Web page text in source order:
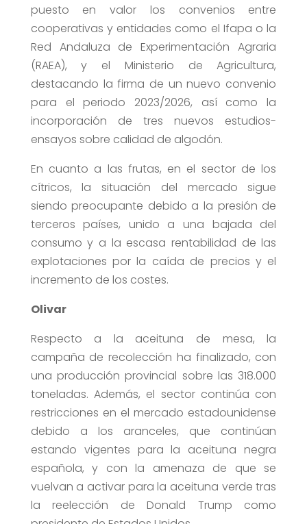
puesto en valor los convenios entre
cooperativas y entidades como el Ifapa o la
Red Andaluza de Experimentación Agraria
(RAEA), y el Ministerio de Agricultura,
destacando la firma de un nuevo convenio
para el periodo 2023/2026, así como la
incorporación de tres nuevos estudios-
ensayos sobre calidad de algodón.
En cuanto a las frutas, en el sector de los
cítricos, la situación del mercado sigue
siendo preocupante debido a la presión de
terceros países, unido a una bajada del
consumo y a la escasa rentabilidad de las
explotaciones por la caída de precios y el
incremento de los costes.
Olivar
Respecto a la aceituna de mesa, la
campaña de recolección ha finalizado, con
una producción provincial sobre las 318.000
toneladas. Además, el sector continúa con
restricciones en el mercado estadounidense
debido a los aranceles, que continúan
estando vigentes para la aceituna negra
española, y con la amenaza de que se
vuelvan a activar para la aceituna verde tras
la reelección de Donald Trump como